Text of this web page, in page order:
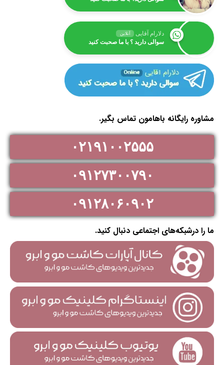
دلارام آقایی آنلاین
سوالی دارید ؟ با ما صحبت کنید
مشاوره رایگانه باهامون تماس بگیر.
۰۲۱۹۱۰۰۲۵۵۵
۰۹۱۲۷۳۰۰۷۹۰
۰۹۱۲۸۰۶۰۹۰۲
ما را درشبکه‌های اجتماعی دنبال کنید.